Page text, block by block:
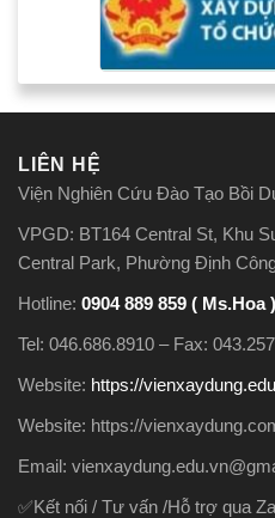
LIÊN HỆ
Viện Nghiên Cứu Đào Tạo Bồi
VPGD: BT164 Central St, Khu
Central Park, Phường Định
Hotline: 0904 889 859 ( Ms.Hoa )
Tel: 046.686.8910 – Fax:
Website: https://
Website: https://
Email:
✅Kết nối / Tư vấn /Hỗ trợ qua